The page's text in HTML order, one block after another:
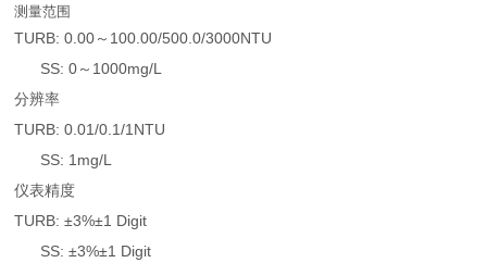
测量范围
TURB: 0.00～100.00/500.0/3000NTU
SS: 0～1000mg/L
分辨率
TURB: 0.01/0.1/1NTU
SS: 1mg/L
仪表精度
TURB: ±3%±1 Digit
SS: ±3%±1 Digit